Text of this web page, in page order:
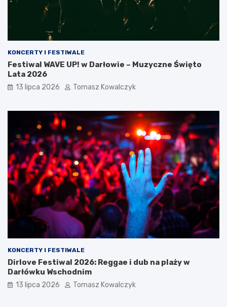
KONCERTY I FESTIWALE
Festiwal WAVE UP! w Darłowie – Muzyczne Święto
Lata 2026
13 lipca 2026 Tomasz Kowalczyk
KONCERTY I FESTIWALE
Dirlove Festiwal 2026: Reggae i dub na plaży w
Darłówku Wschodnim
13 lipca 2026 Tomasz Kowalczyk